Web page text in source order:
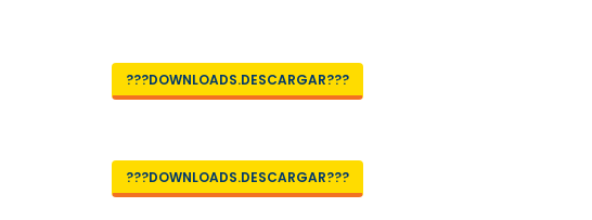
???DOWNLOADS.DESCARGAR???
???DOWNLOADS.DESCARGAR???